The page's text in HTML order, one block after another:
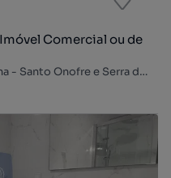
Comercial ou de
Caldas da Rainha, Caldas da Rainha - Santo Onofre e Serra do Bouro, Caldas da Rainha, Leiria